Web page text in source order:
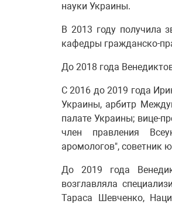
науки Украины.
В 2013 году получила
кафедры гражданско-
До 2018 года
С 2016 до 2019 года
Украины, арбитр
палате Украины; вице-
член правления
аромологов", советник
До 2019 года
возглавляла
Тараса Шевченко,